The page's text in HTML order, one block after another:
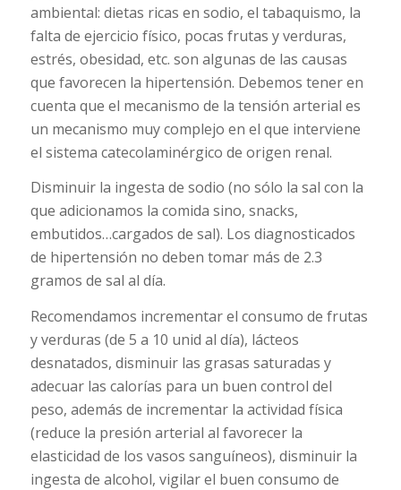
ambiental: dietas ricas en sodio, el tabaquismo, la
falta de ejercicio físico, pocas frutas y verduras,
estrés, obesidad, etc. son algunas de las causas
que favorecen la hipertensión. Debemos tener en
cuenta que el mecanismo de la tensión arterial es
un mecanismo muy complejo en el que interviene
el sistema catecolaminérgico de origen renal.
Disminuir la ingesta de sodio (no sólo la sal con la
que adicionamos la comida sino, snacks,
embutidos…cargados de sal). Los diagnosticados
de hipertensión no deben tomar más de 2.3
gramos de sal al día.
Recomendamos incrementar el consumo de frutas
y verduras (de 5 a 10 unid al día), lácteos
desnatados, disminuir las grasas saturadas y
adecuar las calorías para un buen control del
peso, además de incrementar la actividad física
(reduce la presión arterial al favorecer la
elasticidad de los vasos sanguíneos), disminuir la
ingesta de alcohol, vigilar el buen consumo de